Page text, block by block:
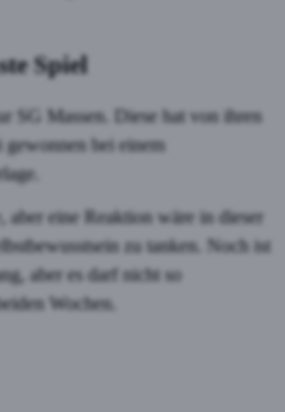
Spiel
SG Massen. Diese hat von ihren
bei einem
aber eine Reaktion wäre in dieser
zu tanken. Noch ist
aber es darf nicht so
Wochen.